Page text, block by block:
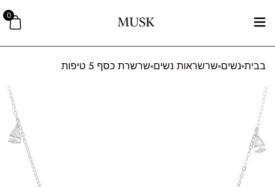
0
בבית נשים שרשראות נשים שרשרת כסף 5 טיפות